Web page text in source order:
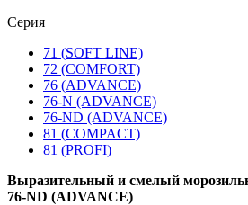
Серия
71 (SOFT LINE)
72 (COMFORT)
76 (ADVANCE)
76-N (ADVANCE)
76-ND (ADVANCE)
81 (COMPACT)
81 (PROFI)
Выразительный и смелый
76-ND (ADVANCE)